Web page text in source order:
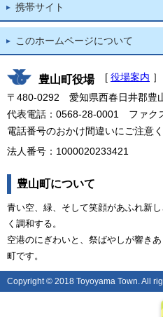
携帯サイト
このホームページについて
豊山町役場 [ 役場案内 ］
〒480-0292 愛知県西春日井郡豊
代表電話：0568-28-0001 ファク
電話番号のおかけ間違いにご注意
法人番号：1000020233421
豊山町について
青い空、緑、そして笑顔があふれ新
く調和する。
空港のにぎわいと、祭ばやしが響き
町です。
Copyright © 2018 Toyoyama Town. All